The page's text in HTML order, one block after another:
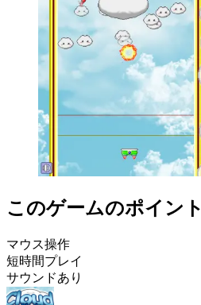
このゲームのポイント
マウス操作
短時間プレイ
サウンドあり